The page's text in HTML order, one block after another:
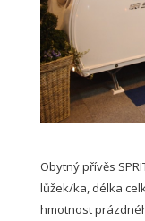
Obytný přívěs
lůžek/ka, délka
hmotnost